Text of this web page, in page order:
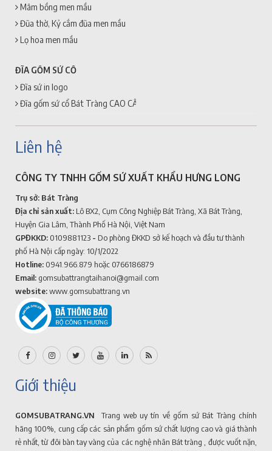
Mâm bồng men mầu
Đũa thờ, Kỷ cắm đũa men mầu
Lọ hoa men mầu
ĐĨA GỐM SỨ CỔ
Đĩa sứ in logo
Đĩa gốm sứ cổ Bát Tràng CAO CẤP + GIÁ RẺ
Liên hệ
CÔNG TY TNHH GỐM SỨ XUẤT KHẨU HƯNG LONG
Trụ sở: Bát Tràng
Địa chỉ sản xuất: Lô BX2, Cụm Công Nghiệp Bát Tràng, Xã Bát Tràng,
Huyện Gia Lâm, Thành Phố Hà Nội, Việt Nam
GPĐKKD: 0109881123 - Do phòng ĐKKD sở kế hoạch và đầu tư thành
phố Hà Nội cấp ngày: 10/1/2022
Hotline: 0941.966.879 hoặc 0766186879
Email: gomsubattrangtaihanoi@gmail.com
website:www.gomsubattrang.vn
Giới thiệu
GOMSUBATRANG.VN Trang web uy tín về gốm sứ Bát Tràng chính
hãng 100%, cung cấp các sản phẩm gốm sứ chất lượng cao và giá thành
rẻ nhất, từ đôi bàn tay vàng của các nghệ nhân Bát tràng , được vuốt nặn,